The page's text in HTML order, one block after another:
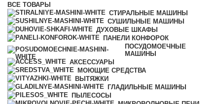
ВСЕ ТОВАРЫ
СТИРАЛЬНЫЕ МАШИНЫ
СУШИЛЬНЫЕ МАШИНЫ
ДУХОВЫЕ ШКАФЫ
ПАНЕЛИ КОНФОРОК
ПОСУДОМОЕЧНЫЕ
МАШИНЫ
АКСЕССУАРЫ
МОЮЩИЕ СРЕДСТВА
ВЫТЯЖКИ
ГЛАДИЛЬНЫЕ МАШИНЫ
ПЫЛЕСОСЫ